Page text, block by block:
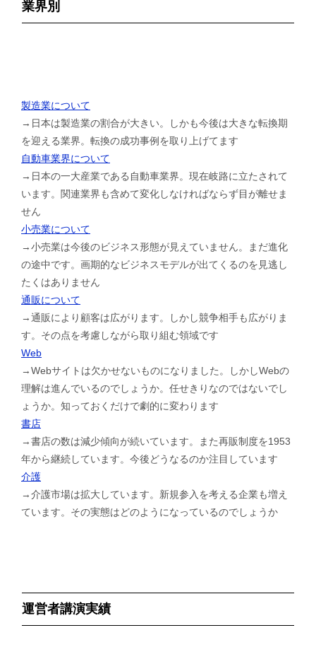
業界別
製造業について
→日本は製造業の割合が大きい。しかも今後は大きな転換期
を迎える業界。転換の成功事例を取り上げてます
自動車業界について
→日本の一大産業である自動車業界。現在岐路に立たされて
います。関連業界も含めて変化しなければならず目が離せま
せん
小売業について
→小売業は今後のビジネス形態が見えていません。まだ進化
の途中です。画期的なビジネスモデルが出てくるのを見逃し
たくはありません
通販について
→通販により顧客は広がります。しかし競争相手も広がりま
す。その点を考慮しながら取り組む領域です
Web
→Webサイトは欠かせないものになりました。しかしWebの
理解は進んでいるのでしょうか。任せきりなのではないでし
ょうか。知っておくだけで劇的に変わります
書店
→書店の数は減少傾向が続いています。また再販制度を1953
年から継続しています。今後どうなるのか注目しています
介護
→介護市場は拡大しています。新規参入を考える企業も増え
ています。その実態はどのようになっているのでしょうか
運営者講演実績